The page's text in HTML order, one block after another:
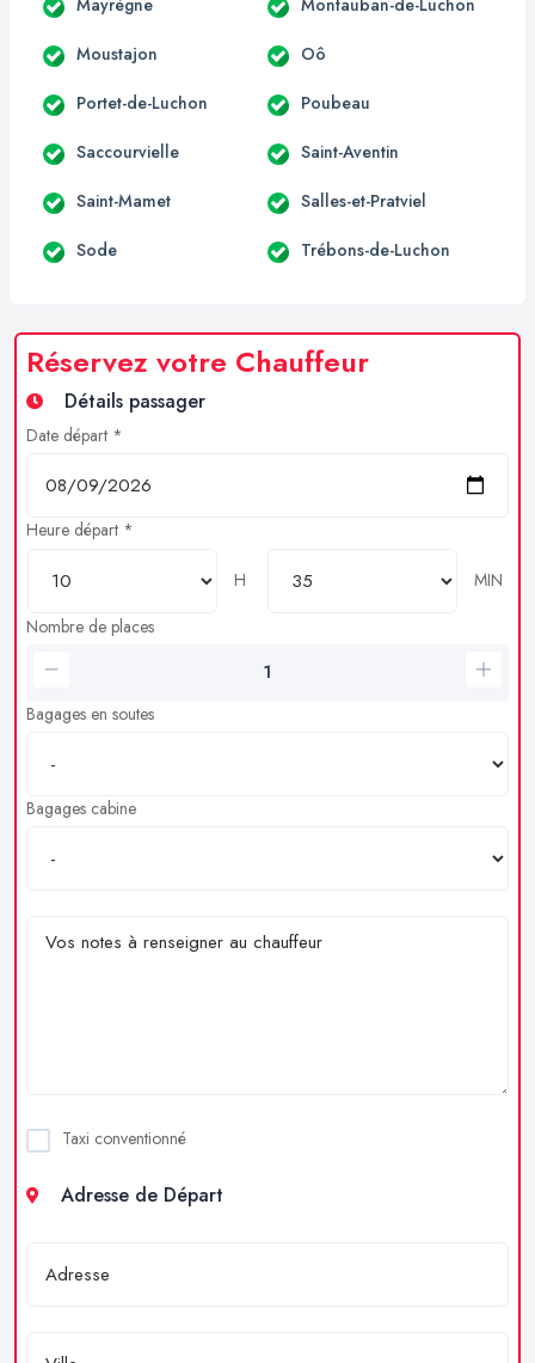
Moustajon Oô
Portet-de-Luchon Poubeau
Saccourvielle Saint-Aventin
Saint-Mamet Salles-et-Pratviel
Sode Trébons-de-Luchon
Réservez votre Chauffeur
Détails passager
Date départ *
Heure départ *
H
MIN
Nombre de places
Bagages en soutes
Bagages cabine
Taxi conventionné
Adresse de Départ